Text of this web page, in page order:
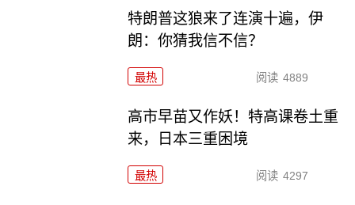
特朗普这狼来了连演十遍，伊
朗：你猜我信不信？
最热 阅读 4889
高市早苗又作妖！特高课卷土重
来，日本三重困境
最热 阅读 4297